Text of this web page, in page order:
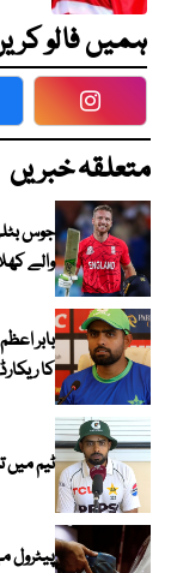
ہمیں فالو
متعلقہ خبریں
جوس
والے
بابر
کا
ٹیم میں
پیٹرول